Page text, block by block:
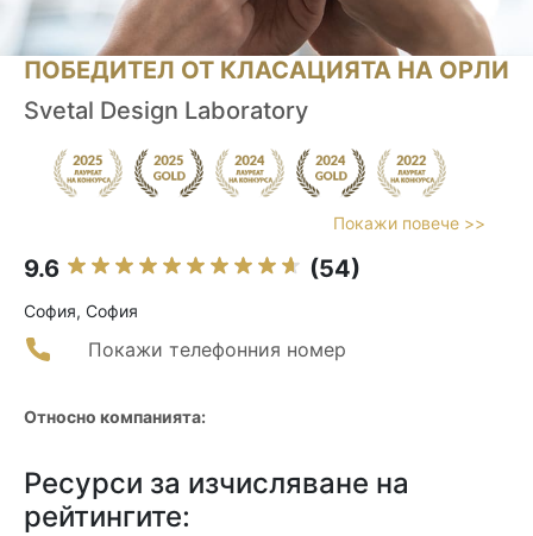
ПОБЕДИТЕЛ ОТ КЛАСАЦИЯТА НА ОРЛИ
Svetal Design Laboratory
Покажи повече >>
9.6 (54)
София, София
Покажи телефонния номер
Относно компанията:
Ресурси за изчисляване на
рейтингите: